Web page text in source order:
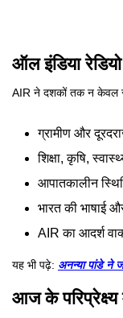
ऑल इंडिया
AIR ने दशकों तक न केवल
ग्रामीण और
शिक्षा, कृषि,
आपातकालीन
भारत की भाषाई
AIR का आदर्श
यह भी पढ़े: अनन्या पांडे ने
आज के परिप्रेक्ष्य